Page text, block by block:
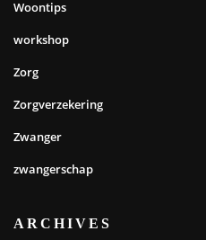
Woontips
workshop
Zorg
Zorgverzekering
Zwanger
zwangerschap
ARCHIVES